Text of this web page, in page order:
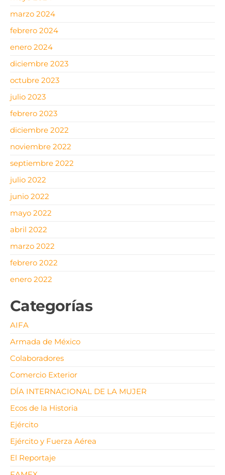
marzo 2024
febrero 2024
enero 2024
diciembre 2023
octubre 2023
julio 2023
febrero 2023
diciembre 2022
noviembre 2022
septiembre 2022
julio 2022
junio 2022
mayo 2022
abril 2022
marzo 2022
febrero 2022
enero 2022
Categorías
AIFA
Armada de México
Colaboradores
Comercio Exterior
DÍA INTERNACIONAL DE LA MUJER
Ecos de la Historia
Ejército
Ejército y Fuerza Aérea
El Reportaje